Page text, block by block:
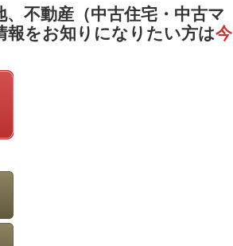
不動産（中古住宅・中古マ
報をお知りになりたい方は今